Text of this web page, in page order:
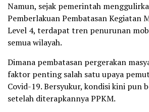
Namun, sejak pemerintah
Pemberlakuan Pembatasan Kegiatan
Level 4, terdapat tren penurunan
semua wilayah.
Dimana pembatasan pergerakan
faktor penting salah satu upaya
Covid-19. Bersyukur, kondisi kini pun
setelah diterapkannya PPKM.